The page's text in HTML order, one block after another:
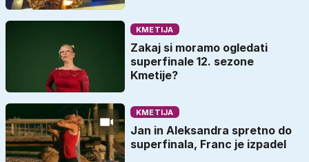
KMETIJA
Zakaj si moramo ogledati
superfinale 12. sezone
Kmetije?
KMETIJA
Jan in Aleksandra spretno do
superfinala, Franc je izpadel